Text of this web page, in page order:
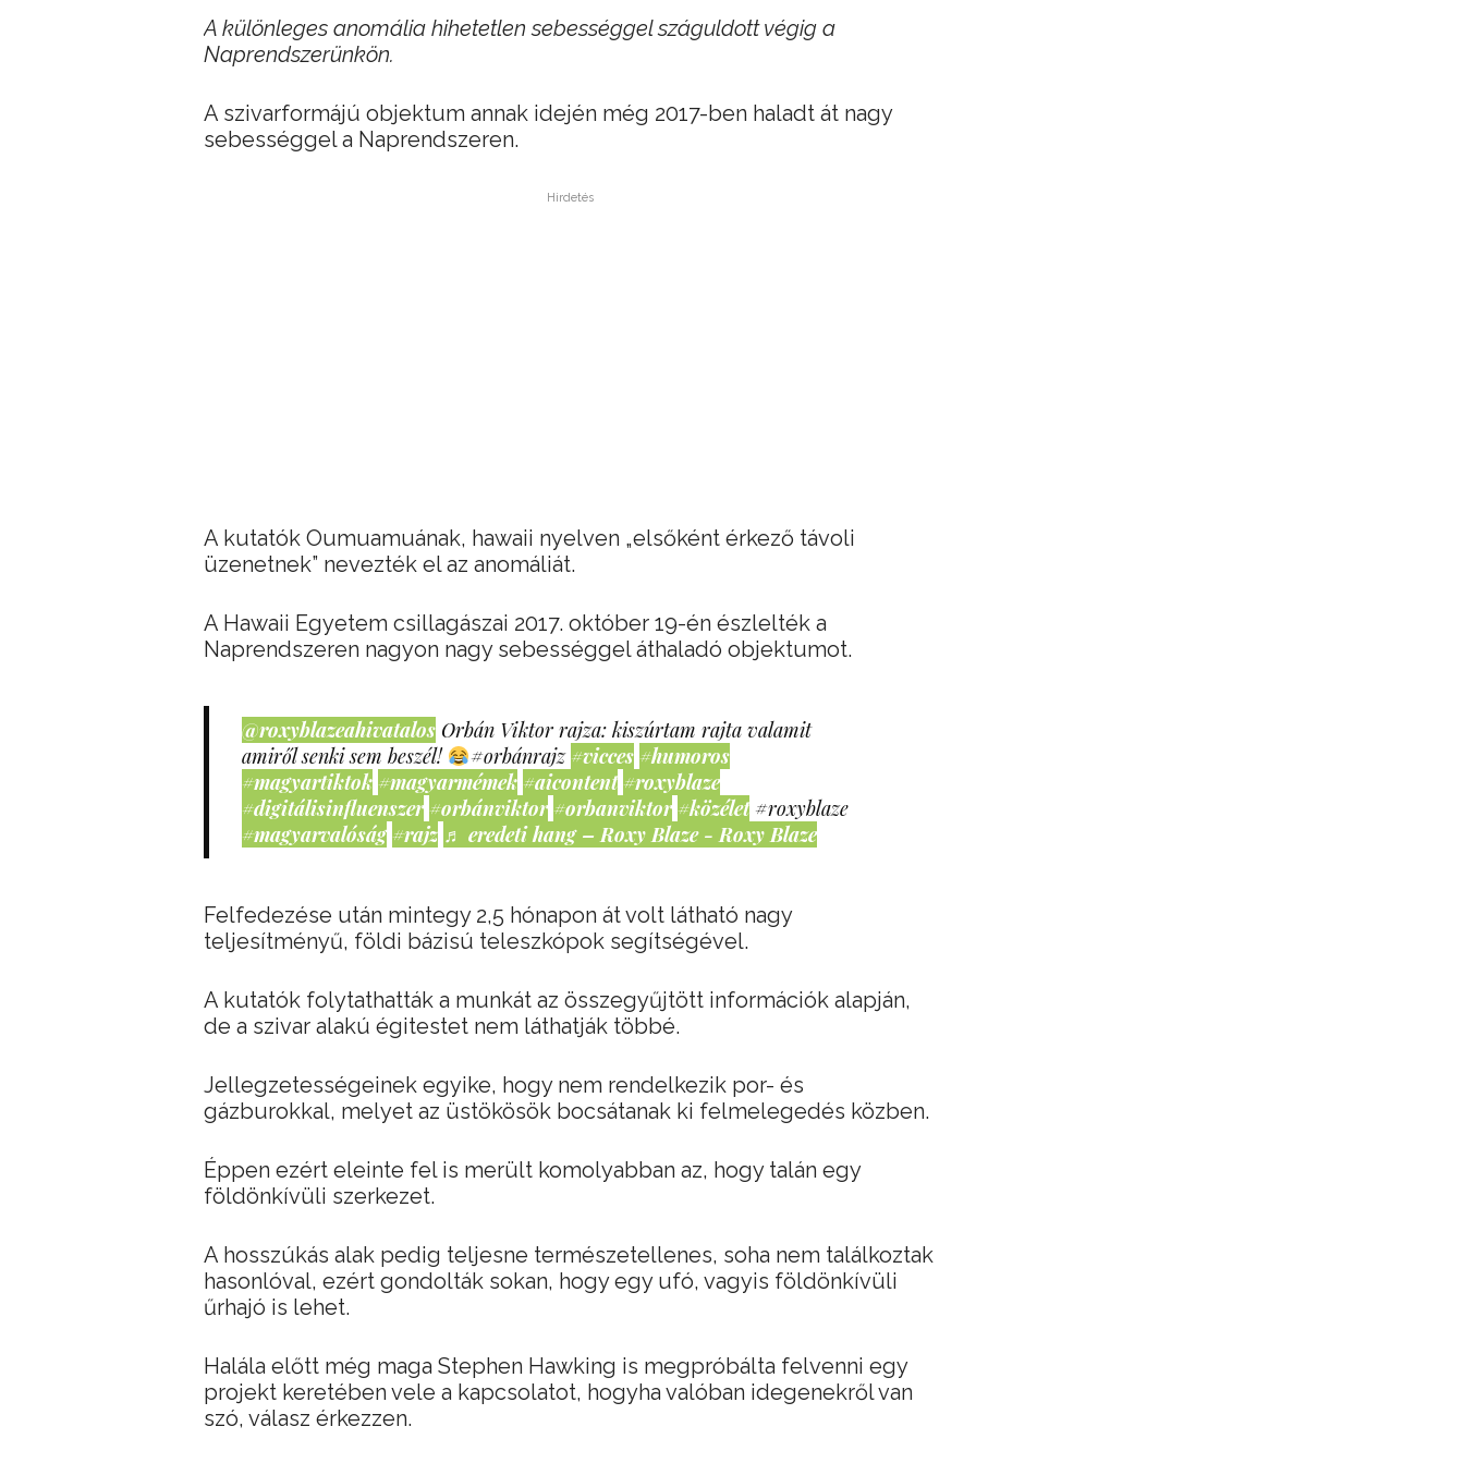
A különleges anomália hihetetlen sebességgel száguldott végig a
Naprendszerünkön.
A szivarformájú objektum annak idején még 2017-ben haladt át nagy
sebességgel a Naprendszeren.
Hirdetés
A kutatók Oumuamuának, hawaii nyelven „elsőként érkező távoli
üzenetnek” nevezték el az anomáliát.
A Hawaii Egyetem csillagászai 2017. október 19-én észlelték a
Naprendszeren nagyon nagy sebességgel áthaladó objektumot.
@roxyblazeahivatalos Orbán Viktor rajza: kiszúrtam rajta valamit
amiről senki sem beszél!
#orbánrajz #vicces #humoros
#magyartiktok #magyarmémek #aicontent #roxyblaze
#digitálisinfluenszer #orbánviktor #orbanviktor #közélet #roxyblaze
#magyarvalóság #rajz ♬ eredeti hang – Roxy Blaze - Roxy Blaze
Felfedezése után mintegy 2,5 hónapon át volt látható nagy
teljesítményű, földi bázisú teleszkópok segítségével.
A kutatók folytathatták a munkát az összegyűjtött információk alapján,
de a szivar alakú égitestet nem láthatják többé.
Jellegzetességeinek egyike, hogy nem rendelkezik por- és
gázburokkal, melyet az üstökösök bocsátanak ki felmelegedés közben.
Éppen ezért eleinte fel is merült komolyabban az, hogy talán egy
földönkívüli szerkezet.
A hosszúkás alak pedig teljesne természetellenes, soha nem találkoztak
hasonlóval, ezért gondolták sokan, hogy egy ufó, vagyis földönkívüli
űrhajó is lehet.
Halála előtt még maga Stephen Hawking is megpróbálta felvenni egy
projekt keretében vele a kapcsolatot, hogyha valóban idegenekről van
szó, válasz érkezzen.